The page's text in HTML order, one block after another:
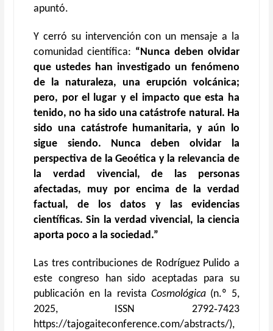
apuntó.
Y cerró su intervención con un mensaje a la
comunidad científica: “Nunca deben olvidar
que ustedes han investigado un fenómeno
de la naturaleza, una erupción volcánica;
pero, por el lugar y el impacto que esta ha
tenido, no ha sido una catástrofe natural. Ha
sido una catástrofe humanitaria, y aún lo
sigue siendo. Nunca deben olvidar la
perspectiva de la Geoética y la relevancia de
la verdad vivencial, de las personas
afectadas, muy por encima de la verdad
factual, de los datos y las evidencias
científicas. Sin la verdad vivencial, la ciencia
aporta poco a la sociedad.”
Las tres contribuciones de Rodríguez Pulido a
este congreso han sido aceptadas para su
publicación enla revista Cosmológica(n.º 5,
2025, ISSN 2792‑7423
https://tajogaiteconference.com/abstracts/),